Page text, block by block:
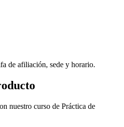
de afiliación, sede y horario.
nuestro curso de Práctica de